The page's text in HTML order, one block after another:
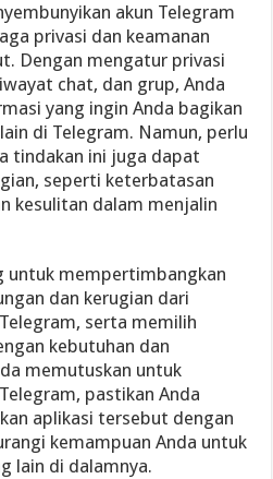
akun Telegram
privasi dan keamanan
Dengan mengatur privasi
chat, dan grup, Anda
yang ingin Anda bagikan
di Telegram. Namun, perlu
tindakan ini juga dapat
seperti keterbatasan
kesulitan dalam menjalin
untuk mempertimbangkan
dan kerugian dari
serta memilih
kebutuhan dan
memutuskan untuk
pastikan Anda
aplikasi tersebut dengan
kemampuan Anda untuk
lain di dalamnya.